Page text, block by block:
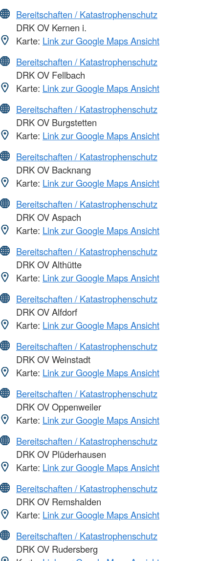
Bereitschaften / Katastrophenschutz
DRK OV Kernen i.
Karte: Link zur Google Maps Ansicht
Bereitschaften / Katastrophenschutz
DRK OV Fellbach
Karte: Link zur Google Maps Ansicht
Bereitschaften / Katastrophenschutz
DRK OV Burgstetten
Karte: Link zur Google Maps Ansicht
Bereitschaften / Katastrophenschutz
DRK OV Backnang
Karte: Link zur Google Maps Ansicht
Bereitschaften / Katastrophenschutz
DRK OV Aspach
Karte: Link zur Google Maps Ansicht
Bereitschaften / Katastrophenschutz
DRK OV Althütte
Karte: Link zur Google Maps Ansicht
Bereitschaften / Katastrophenschutz
DRK OV Alfdorf
Karte: Link zur Google Maps Ansicht
Bereitschaften / Katastrophenschutz
DRK OV Weinstadt
Karte: Link zur Google Maps Ansicht
Bereitschaften / Katastrophenschutz
DRK OV Oppenweiler
Karte: Link zur Google Maps Ansicht
Bereitschaften / Katastrophenschutz
DRK OV Plüderhausen
Karte: Link zur Google Maps Ansicht
Bereitschaften / Katastrophenschutz
DRK OV Remshalden
Karte: Link zur Google Maps Ansicht
Bereitschaften / Katastrophenschutz
DRK OV Rudersberg